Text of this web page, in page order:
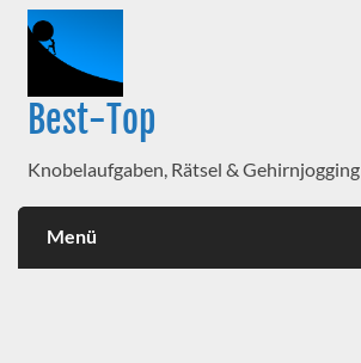
Best-Top
Knobelaufgaben, Rätsel & Gehirnjogging
Menü